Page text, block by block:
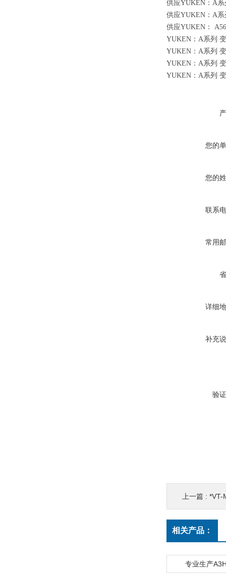
供应YUKEN：A系
供应YUKEN：A系
供应YUKEN：
YUKEN：A系列
YUKEN：A系列
YUKEN：A系列
YUKEN：A系列
您的
您的
联系
常用
详细
补充
验
上一篇 : *VT-
相关产品：
专业生产